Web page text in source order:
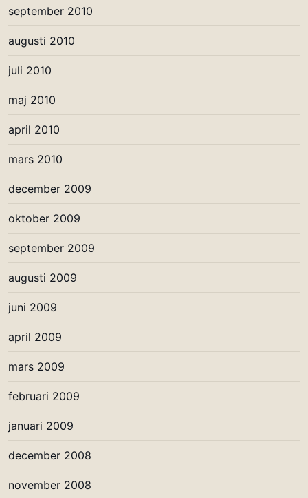
september 2010
augusti 2010
juli 2010
maj 2010
april 2010
mars 2010
december 2009
oktober 2009
september 2009
augusti 2009
juni 2009
april 2009
mars 2009
februari 2009
januari 2009
december 2008
november 2008